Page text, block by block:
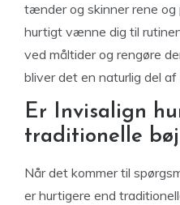
tænder og skinner rene og
hurtigt vænne dig til
ved måltider og rengøre
bliver det en naturlig del
Er Invisalign
traditionelle
Når det kommer til
er hurtigere end